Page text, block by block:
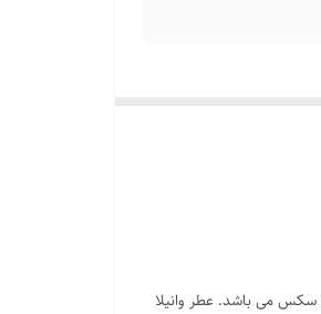
سکس می باشد. عطر وانیلا